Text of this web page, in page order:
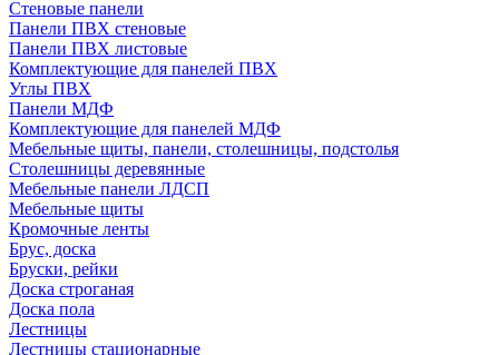
Стеновые панели
Панели ПВХ стеновые
Панели ПВХ листовые
Комплектующие для панелей ПВХ
Углы ПВХ
Панели МДФ
Комплектующие для панелей МДФ
Мебельные щиты, панели, столешницы, подстолья
Столешницы деревянные
Мебельные панели ЛДСП
Мебельные щиты
Кромочные ленты
Брус, доска
Бруски, рейки
Доска строганая
Доска пола
Лестницы
Лестницы стационарные